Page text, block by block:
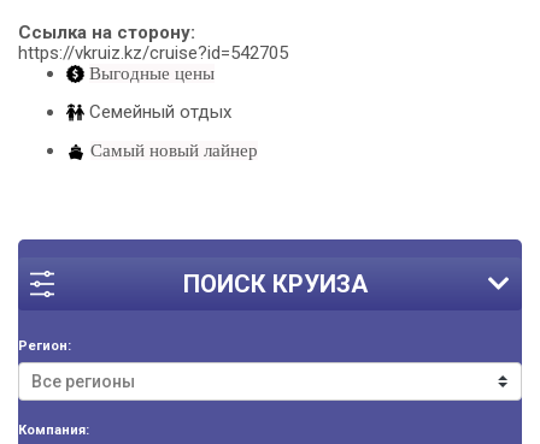
ПОИСК КРУИЗА
Регион:
Компания:
Ссылка на сторону:
https://vkruiz.kz/cruise?id=542705
Выгодные цены
Семейный отдых
Самый новый лайнер